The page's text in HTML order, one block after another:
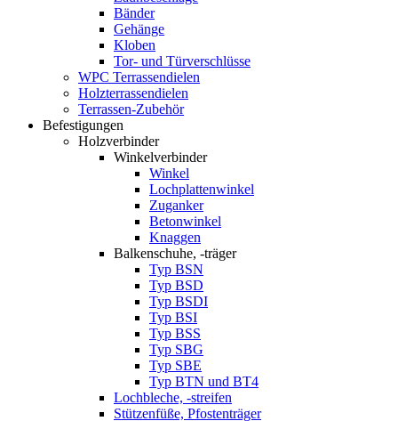
Bänder
Gehänge
Kloben
Tor- und Türverschlüsse
WPC Terrassendielen
Holzterrassendielen
Terrassen-Zubehör
Befestigungen
Holzverbinder
Winkelverbinder
Winkel
Lochplattenwinkel
Zuganker
Betonwinkel
Knaggen
Balkenschuhe, -träger
Typ BSN
Typ BSD
Typ BSDI
Typ BSI
Typ BSS
Typ SBG
Typ SBE
Typ BTN und BT4
Lochbleche, -streifen
Stützenfüße, Pfostenträger